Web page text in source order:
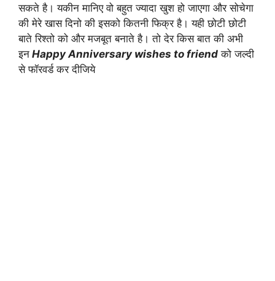
सकते है। यकीन मानिए वो बहुत ज्यादा खुश हो जाएगा और सोचेगा
की मेरे खास दिनो की इसको कितनी फिक्र है। यही छोटी छोटी
बाते रिश्तो को और मजबूत बनाते है। तो देर किस बात की अभी
इन Happy Anniversary wishes to friend को जल्दी
से फॉरवर्ड कर दीजिये